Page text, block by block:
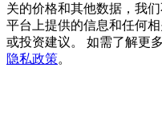
瓜分 500000
关的价格和其他数据，我
平台上提供的信息和任何
或投资建议。 如需了解更
隐私政策。